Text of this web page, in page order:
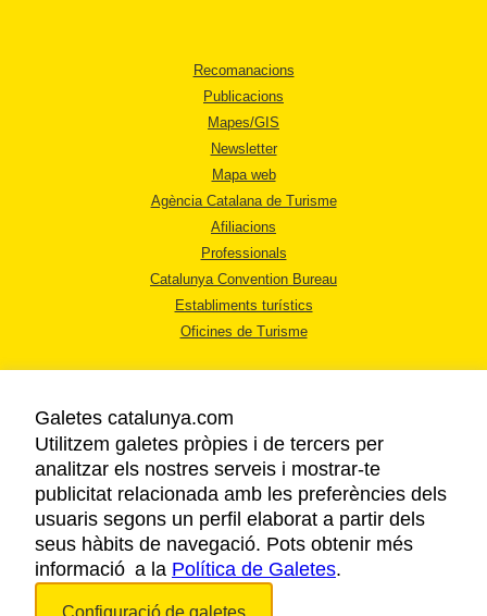
Recomanacions
Publicacions
Mapes/GIS
Newsletter
Mapa web
Agència Catalana de Turisme
Afiliacions
Professionals
Catalunya Convention Bureau
Establiments turístics
Oficines de Turisme
AVÍS LEGAL
POLÍTICA DE PRIVACITAT
COOKIES
ACCESSIBILITAT
Galetes catalunya.com
Utilitzem galetes pròpies i de tercers per
analitzar els nostres serveis i mostrar-te
publicitat relacionada amb les preferències dels
usuaris segons un perfil elaborat a partir dels
seus hàbits de navegació. Pots obtenir més
informació a la Política de Galetes.
Configuració de galetes